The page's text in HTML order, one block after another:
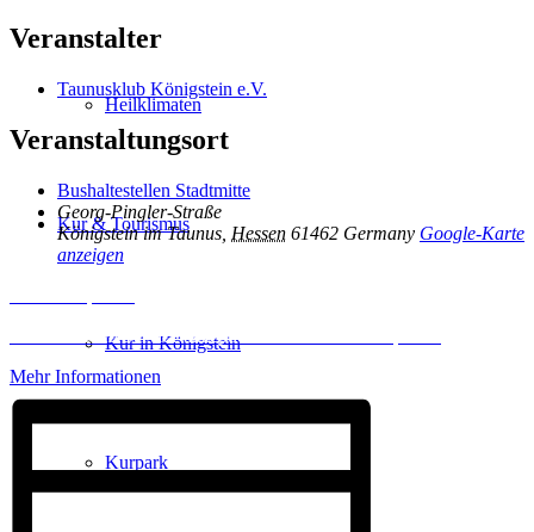
Heilklimaten
Kur & Tourismus
Kur in Königstein
Kurpark
Veranstalter
Taunusklub Königstein e.V.
Veranstaltungsort
Bushaltestellen Stadtmitte
Georg-Pingler-Straße
Königstein im Taunus Hessen 61462 Germany Google-Karte
anzeigen
Erforderlichen Service akzeptieren und Inhalte entsperren
Mehr Informationen